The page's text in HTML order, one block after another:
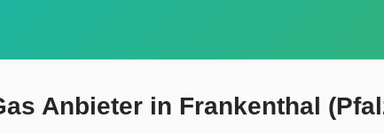
Anbieter in Frankenthal